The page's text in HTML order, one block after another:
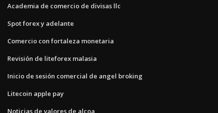
Academia de comercio de divisas llc
Spot forex y adelante
Comercio con fortaleza monetaria
Revisión de liteforex malasia
Inicio de sesión comercial de angel broking
Litecoin apple pay
Noticias de valores de alcoa